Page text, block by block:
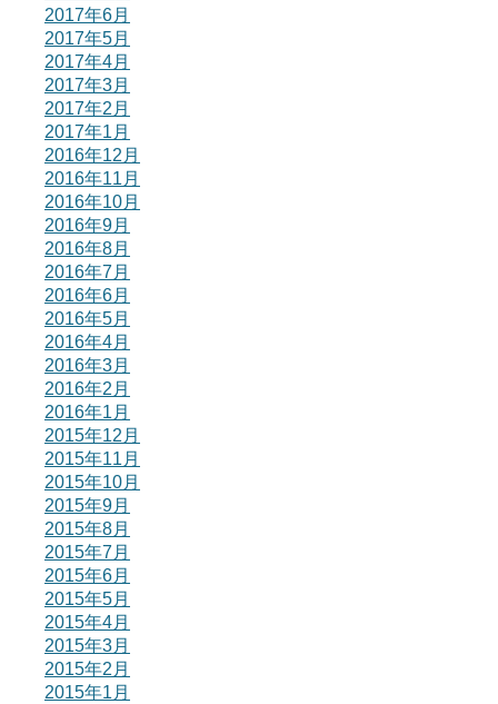
2017年6月
2017年5月
2017年4月
2017年3月
2017年2月
2017年1月
2016年12月
2016年11月
2016年10月
2016年9月
2016年8月
2016年7月
2016年6月
2016年5月
2016年4月
2016年3月
2016年2月
2016年1月
2015年12月
2015年11月
2015年10月
2015年9月
2015年8月
2015年7月
2015年6月
2015年5月
2015年4月
2015年3月
2015年2月
2015年1月